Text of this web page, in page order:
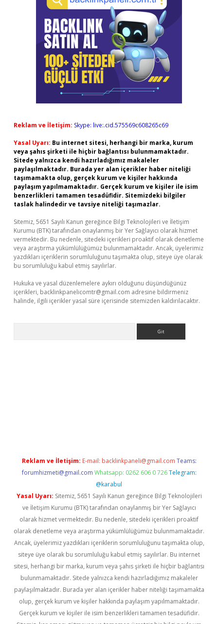
Reklam ve İletişim: Skype: live:.cid.575569c608265c69
Yasal Uyarı: Bu internet sitesi, herhangi bir marka, kurum
veya şahıs şirketi ile hiçbir bağlantısı bulunmamaktadır.
Sitede yalnızca kendi hazırladığımız makaleler
paylaşılmaktadır. Burada yer alan içerikler haber niteliği
taşımamakta olup, gerçek kurum ve kişiler hakkında
paylaşım yapılmamaktadır. Gerçek kurum ve kişiler ile isim
benzerlikleri tamamen tesadüfidir. Sitemizdeki bilgiler
taslak halindedir ve tavsiye niteliği taşımazlar.
Sitemiz, 5651 Sayılı Kanun gereğince Bilgi Teknolojileri ve İletişim
Kurumu (BTK) tarafından onaylanmış bir Yer Sağlayıcı olarak hizmet
vermektedir. Bu nedenle, sitedeki içerikleri proaktif olarak denetleme
veya araştırma yükümlülüğümüz bulunmamaktadır. Ancak, üyelerimiz
yazdıkları içeriklerin sorumluluğunu taşımakta olup, siteye üye olarak
bu sorumluluğu kabul etmiş sayılırlar.
Hukuka ve yasal düzenlemelere aykırı olduğunu düşündüğünüz
içerikleri, backlinkpanelicomtr@gmail.com adresine bildirmeniz
halinde, ilgili içerikler yasal süre içerisinde sitemizden kaldırılacaktır.
Reklam ve İletişim: E-mail: backlinkpaneli@gmail.com Teams:
forumhizmeti@gmail.com Whatsapp: 0262 606 0 726 Telegram:
@karabul
Yasal Uyarı: Sitemiz, 5651 Sayılı Kanun gereğince Bilgi Teknolojileri
ve İletişim Kurumu (BTK) tarafından onaylanmış bir Yer Sağlayıcı
olarak hizmet vermektedir. Bu nedenle, sitedeki içerikleri proaktif
olarak denetleme veya araştırma yükümlülüğümüz bulunmamaktadır.
Ancak, üyelerimiz yazdıkları içeriklerin sorumluluğunu taşımakta olup,
siteye üye olarak bu sorumluluğu kabul etmiş sayılırlar. Bu internet
sitesi, herhangi bir marka, kurum veya şahıs şirketi ile hiçbir bağlantısı
bulunmamaktadır. Sitede yalnızca kendi hazırladığımız makaleler
paylaşılmaktadır. Burada yer alan içerikler haber niteliği taşımamakta
olup, gerçek kurum ve kişiler hakkında paylaşım yapılmamaktadır.
Gerçek kurum ve kişiler ile isim benzerlikleri tamamen tesadüfidir.